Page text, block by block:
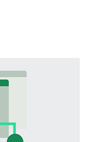
服务器都可以独立运行